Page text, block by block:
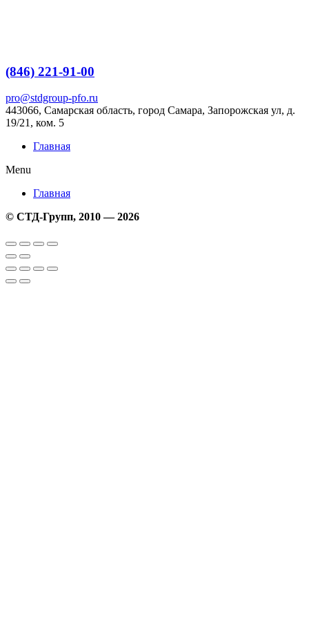
(846) 221-91-00
pro@stdgroup-pfo.ru
443066, Самарская область, город Самара, Запорожская ул, д.
19/21, ком. 5
Главная
Menu
Главная
© СТД-Групп, 2010 — 2026